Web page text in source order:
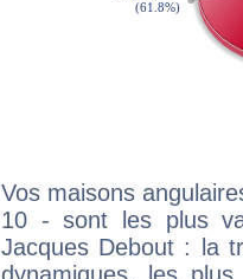
Vos maisons
10 - sont les plus
Jacques Debout : la